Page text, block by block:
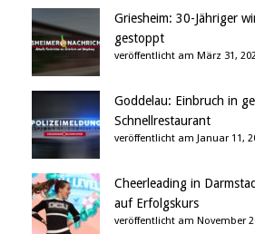
Griesheim: 30-Jähriger
gestoppt
veröffentlicht am März 31,
Goddelau: Einbruch in
Schnellrestaurant
veröffentlicht am Januar 11,
Cheerleading in
auf Erfolgskurs
veröffentlicht am November